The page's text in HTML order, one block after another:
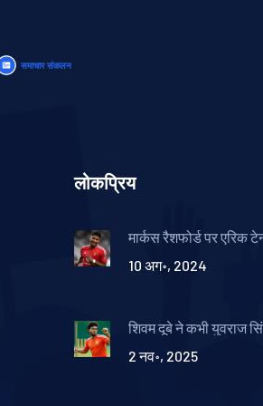
लोकप्रिय
मार्कस रैशफोर्ड पर एरिक
यूनाइटेड बॉस की ऊंची
10 अग॰, 2024
शिवम दूबे ने कभी युवराज
के बाद दी बड़ी दावा
2 नव॰, 2025